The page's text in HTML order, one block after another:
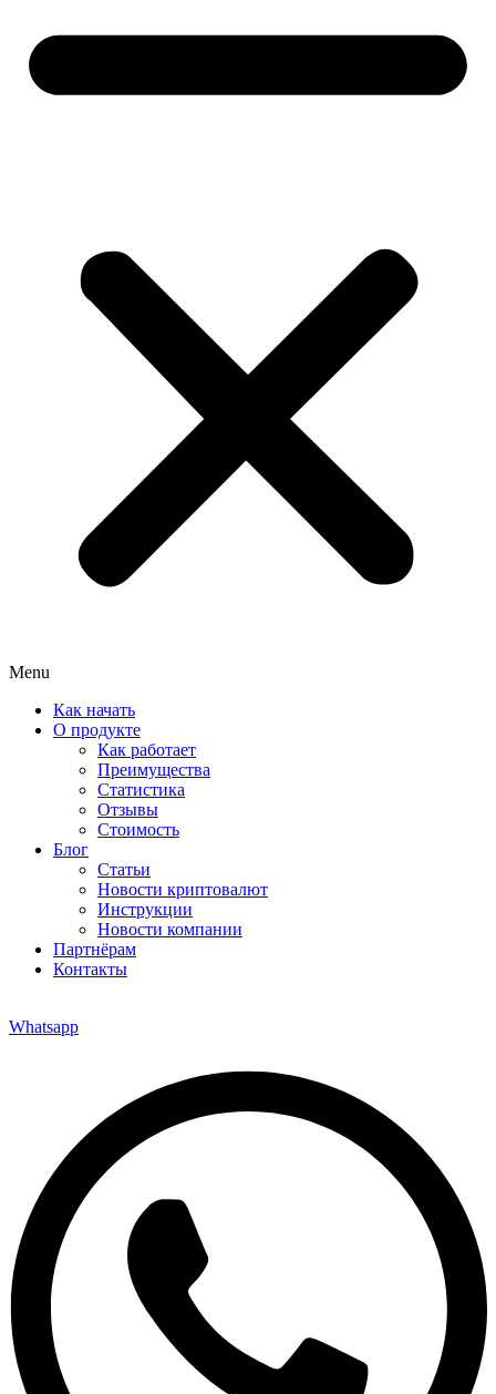
Menu
Как начать
О продукте
Как работает
Преимущества
Статистика
Отзывы
Стоимость
Блог
Статьи
Новости криптовалют
Инструкции
Новости компании
Партнёрам
Контакты
Whatsapp